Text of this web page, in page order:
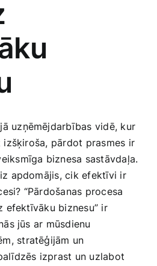
‍uzņēmējdarbības vidē, kur⁤
pārdot prasmes ir
biznesa sastāvdaļa.
apdomājis, cik efektīvi ir
“Pārdošanas procesa
⁤efektīvāku‍ biznesu” ir
jūs ar mūsdienu
stratēģijām un
izprast un uzlabot